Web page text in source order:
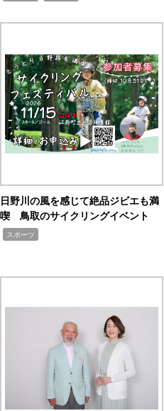
日野川の風を感じて絶品ジビエも満
喫 鳥取のサイクリングイベント
スポーツ